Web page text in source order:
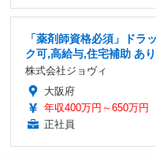
「薬剤師資格必須」ドラ
ク可,高給与,住宅補助 あ
株式会社ジョヴィ
大阪府
年収400万円～650万円
正社員